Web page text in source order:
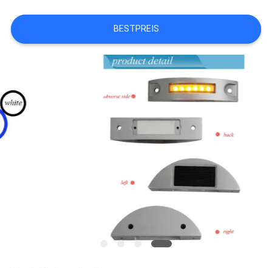
SIE
EIN
AN
ONLINE
DATENSCHUTZRICHTLINIE
BESTPREIS